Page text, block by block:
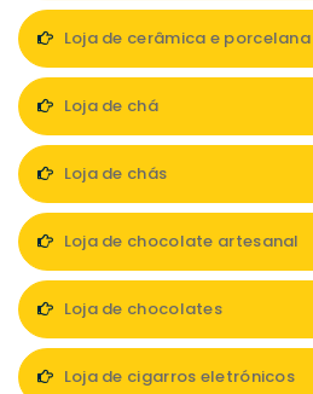
Loja de cerâmica e porcelana
Loja de chá
Loja de chás
Loja de chocolate artesanal
Loja de chocolates
Loja de cigarros eletrónicos